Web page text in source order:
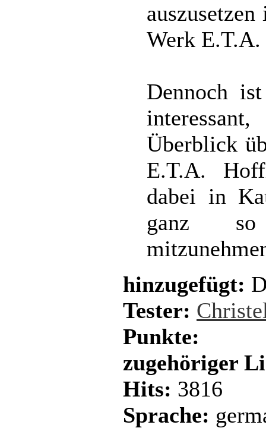
Werk
Dennoch
Überblick
E.T.A.
dabei in
ganz so
hinzugefügt:
Tester:
Punkte:
zugehöriger
Hits: 3816
Sprache: